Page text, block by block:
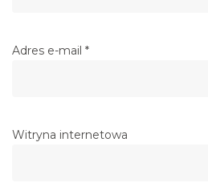
Adres e-mail *
Witryna internetowa